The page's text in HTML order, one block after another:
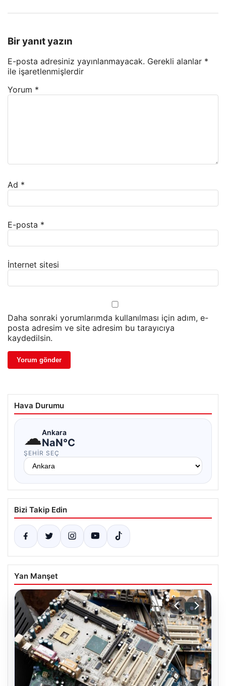
Bir yanıt yazın
E-posta adresiniz yayınlanmayacak. Gerekli alanlar *
ile işaretlenmişlerdir
Yorum *
Ad *
E-posta *
İnternet sitesi
Daha sonraki yorumlarımda kullanılması için adım, e-
posta adresim ve site adresim bu tarayıcıya
kaydedilsin.
Hava Durumu
☁Ankara
NaN°C
ŞEHIR SEÇ
Bizi Takip Edin
Yan Manşet